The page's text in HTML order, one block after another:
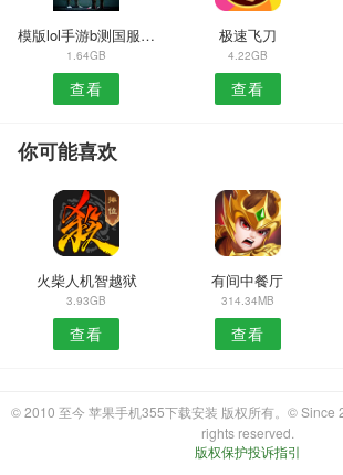
模版lol手游b测国服版本
1.64GB
查看
极速飞刀
4.22GB
查看
你可能喜欢
火柴人机智越狱
3.93GB
查看
有间中餐厅
314.34MB
查看
© 2010 至今 苹果手机355下载安装 版权所有。© Since
rights reserved.
版权保护投诉指引